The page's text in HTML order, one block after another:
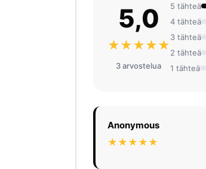
5,0
★★★★★
3 arvosteluа
5 tähteä
4 tähteä
3 tähteä
2 tähteä
1 tähteä
Anonymous
★★★★★